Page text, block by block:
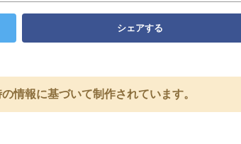
シェアする
情報に基づいて制作されています。